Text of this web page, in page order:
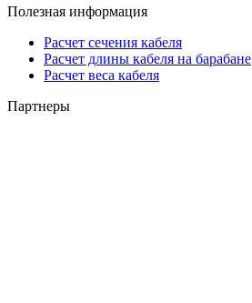
Полезная информация
Расчет сечения кабеля
Расчет длины кабеля на барабане
Расчет веса кабеля
Партнеры